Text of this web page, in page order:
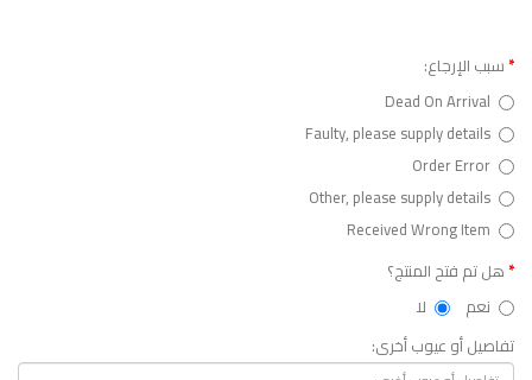
سبب الإرجاع:
Dead On Arrival
Faulty, please supply details
Order Error
Other, please supply details
Received Wrong Item
هل تم فتح المنتج؟
نعم
لا
تفاصيل أو عيوب أخرى: